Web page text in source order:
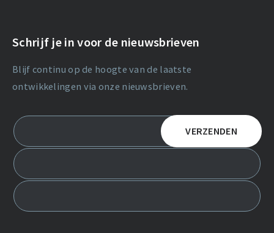
Schrijf je in voor de nieuwsbrieven
Blijf continu op de hoogte van de laatste
ontwikkelingen via onze nieuwsbrieven.